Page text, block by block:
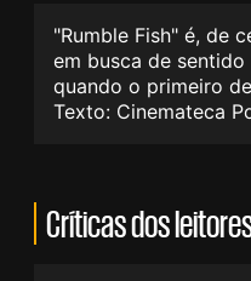
"Rumble Fish" é, de
em busca de
quando o primeiro
Texto: Cinemateca
Críticas dos